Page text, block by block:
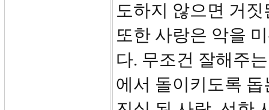
도하지 않으면 거
또한 사랑은 악을
다. 무조건 잘해주
에서 돌이키도록